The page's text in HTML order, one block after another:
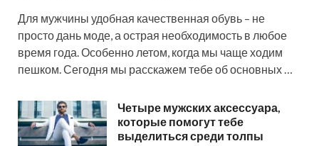
Для мужчины удобная качественная обувь – не
просто дань моде, а острая необходимость в любое
время года. Особенно летом, когда мы чаще ходим
пешком. Сегодня мы расскажем тебе об основных …
Четыре мужских аксессуара,
которые помогут тебе
выделиться среди толпы